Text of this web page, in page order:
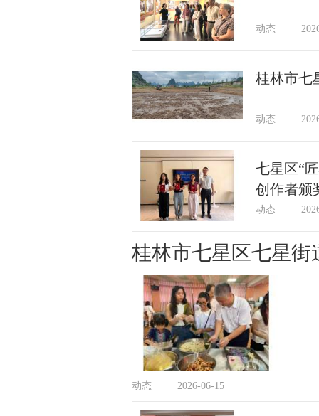
动态
桂林市七
动态
七星区“
创作者颁
动态
桂林市七星区七星
动态 2026-06-15